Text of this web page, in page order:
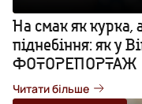
На смак як курка,
піднебіння: як у
ФОТОРЕПОРТАЖ
Читати більше